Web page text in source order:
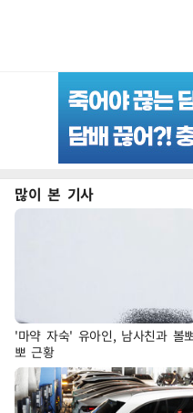
많이 본 기사
'마약 자숙' 유아인, 남사친과 볼
뽀 근황